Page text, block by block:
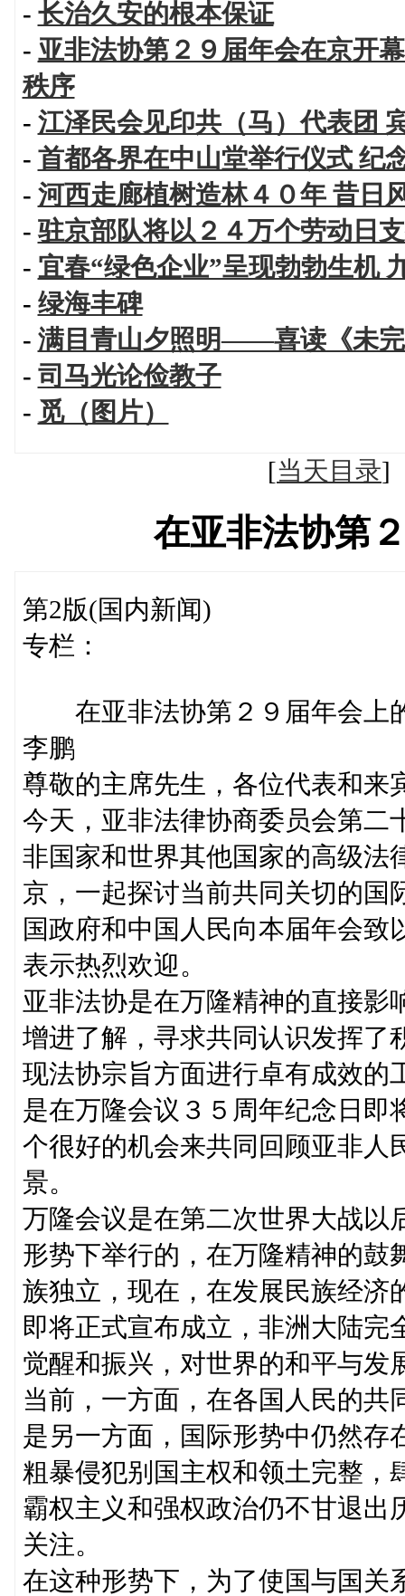
- 长治久安的根本保证
- 亚非法协第２９届年会在京开
秩序
- 江泽民会见印共（马）代表团
- 首都各界在中山堂举行仪式 纪
- 河西走廊植树造林４０年 昔日
-驻京部队将以２４万个劳动日
- 宜春“绿色企业”呈现勃勃生机
- 绿海丰碑
- 满目青山夕照明——喜读《未
- 司马光论俭教子
- 觅（图片）
[当天目录
在亚非法协第
第2版(国内新闻)
专栏：
在亚非法协第２９届年会上
李鹏
尊敬的主席先生，各位代表和来
今天，亚非法律协商委员会第二
非国家和世界其他国家的高级法
京，一起探讨当前共同关切的国
国政府和中国人民向本届年会
表示热烈欢迎。
亚非法协是在万隆精神的直接影
增进了解，寻求共同认识发挥了
现法协宗旨方面进行卓有成效的
是在万隆会议３５周年纪念日即
个很好的机会来共同回顾亚非人
景。
万隆会议是在第二次世界大战以
形势下举行的，在万隆精神的鼓
族独立，现在，在发展民族经济
即将正式宣布成立，非洲大陆完
觉醒和振兴，对世界的和平与发
当前，一方面，在各国人民的共
是另一方面，国际形势中仍然存
粗暴侵犯别国主权和领土完整，
霸权主义和强权政治仍不甘退出
关注。
在这种形势下，为了使国与国关